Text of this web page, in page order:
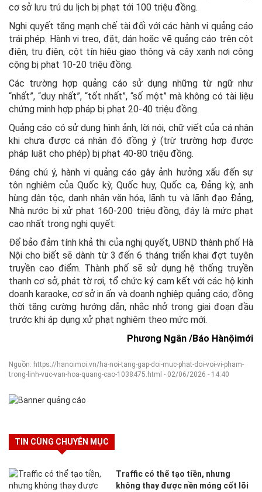
cơ sở lưu trú du lịch bị phạt tới 100 triệu đồng.
Nghị quyết tăng mạnh chế tài đối với các hành vi quảng cáo
trái phép. Hành vi treo, đặt, dán hoặc vẽ quảng cáo trên cột
điện, trụ điện, cột tín hiệu giao thông và cây xanh nơi công
cộng bị phạt 10-20 triệu đồng.
Các trường hợp quảng cáo sử dụng những từ ngữ như
“nhất”, “duy nhất”, “tốt nhất”, “số một” mà không có tài liệu
chứng minh hợp pháp bị phạt 20-40 triệu đồng.
Quảng cáo có sử dụng hình ảnh, lời nói, chữ viết của cá nhân
khi chưa được cá nhân đó đồng ý (trừ trường hợp được
pháp luật cho phép) bị phạt 40-80 triệu đồng.
Đáng chú ý, hành vi quảng cáo gây ảnh hưởng xấu đến sự
tôn nghiêm của Quốc kỳ, Quốc huy, Quốc ca, Đảng kỳ, anh
hùng dân tộc, danh nhân văn hóa, lãnh tụ và lãnh đạo Đảng,
Nhà nước bị xử phạt 160-200 triệu đồng, đây là mức phạt
cao nhất trong nghị quyết.
Để bảo đảm tính khả thi của nghị quyết, UBND thành phố Hà
Nội cho biết sẽ dành từ 3 đến 6 tháng triển khai đợt tuyên
truyền cao điểm. Thành phố sẽ sử dụng hệ thống truyền
thanh cơ sở, phát tờ rơi, tổ chức ký cam kết với các hộ kinh
doanh karaoke, cơ sở in ấn và doanh nghiệp quảng cáo; đồng
thời tăng cường hướng dẫn, nhắc nhở trong giai đoạn đầu
trước khi áp dụng xử phạt nghiêm theo mức mới.
Phương Ngân /Báo Hànộimới
Nguồn: https://hanoimoi.vn/ha-noi-tang-gap-doi-muc-phat-doi-voi-vi-pham-
trong-linh-vuc-van-hoa-quang-cao-1038475.html - 02/06/2026 - 14:40
TIN CÙNG CHUYÊN MỤC
Traffic có thể tạo tiền, nhưng
không thay được nền móng cốt lõi